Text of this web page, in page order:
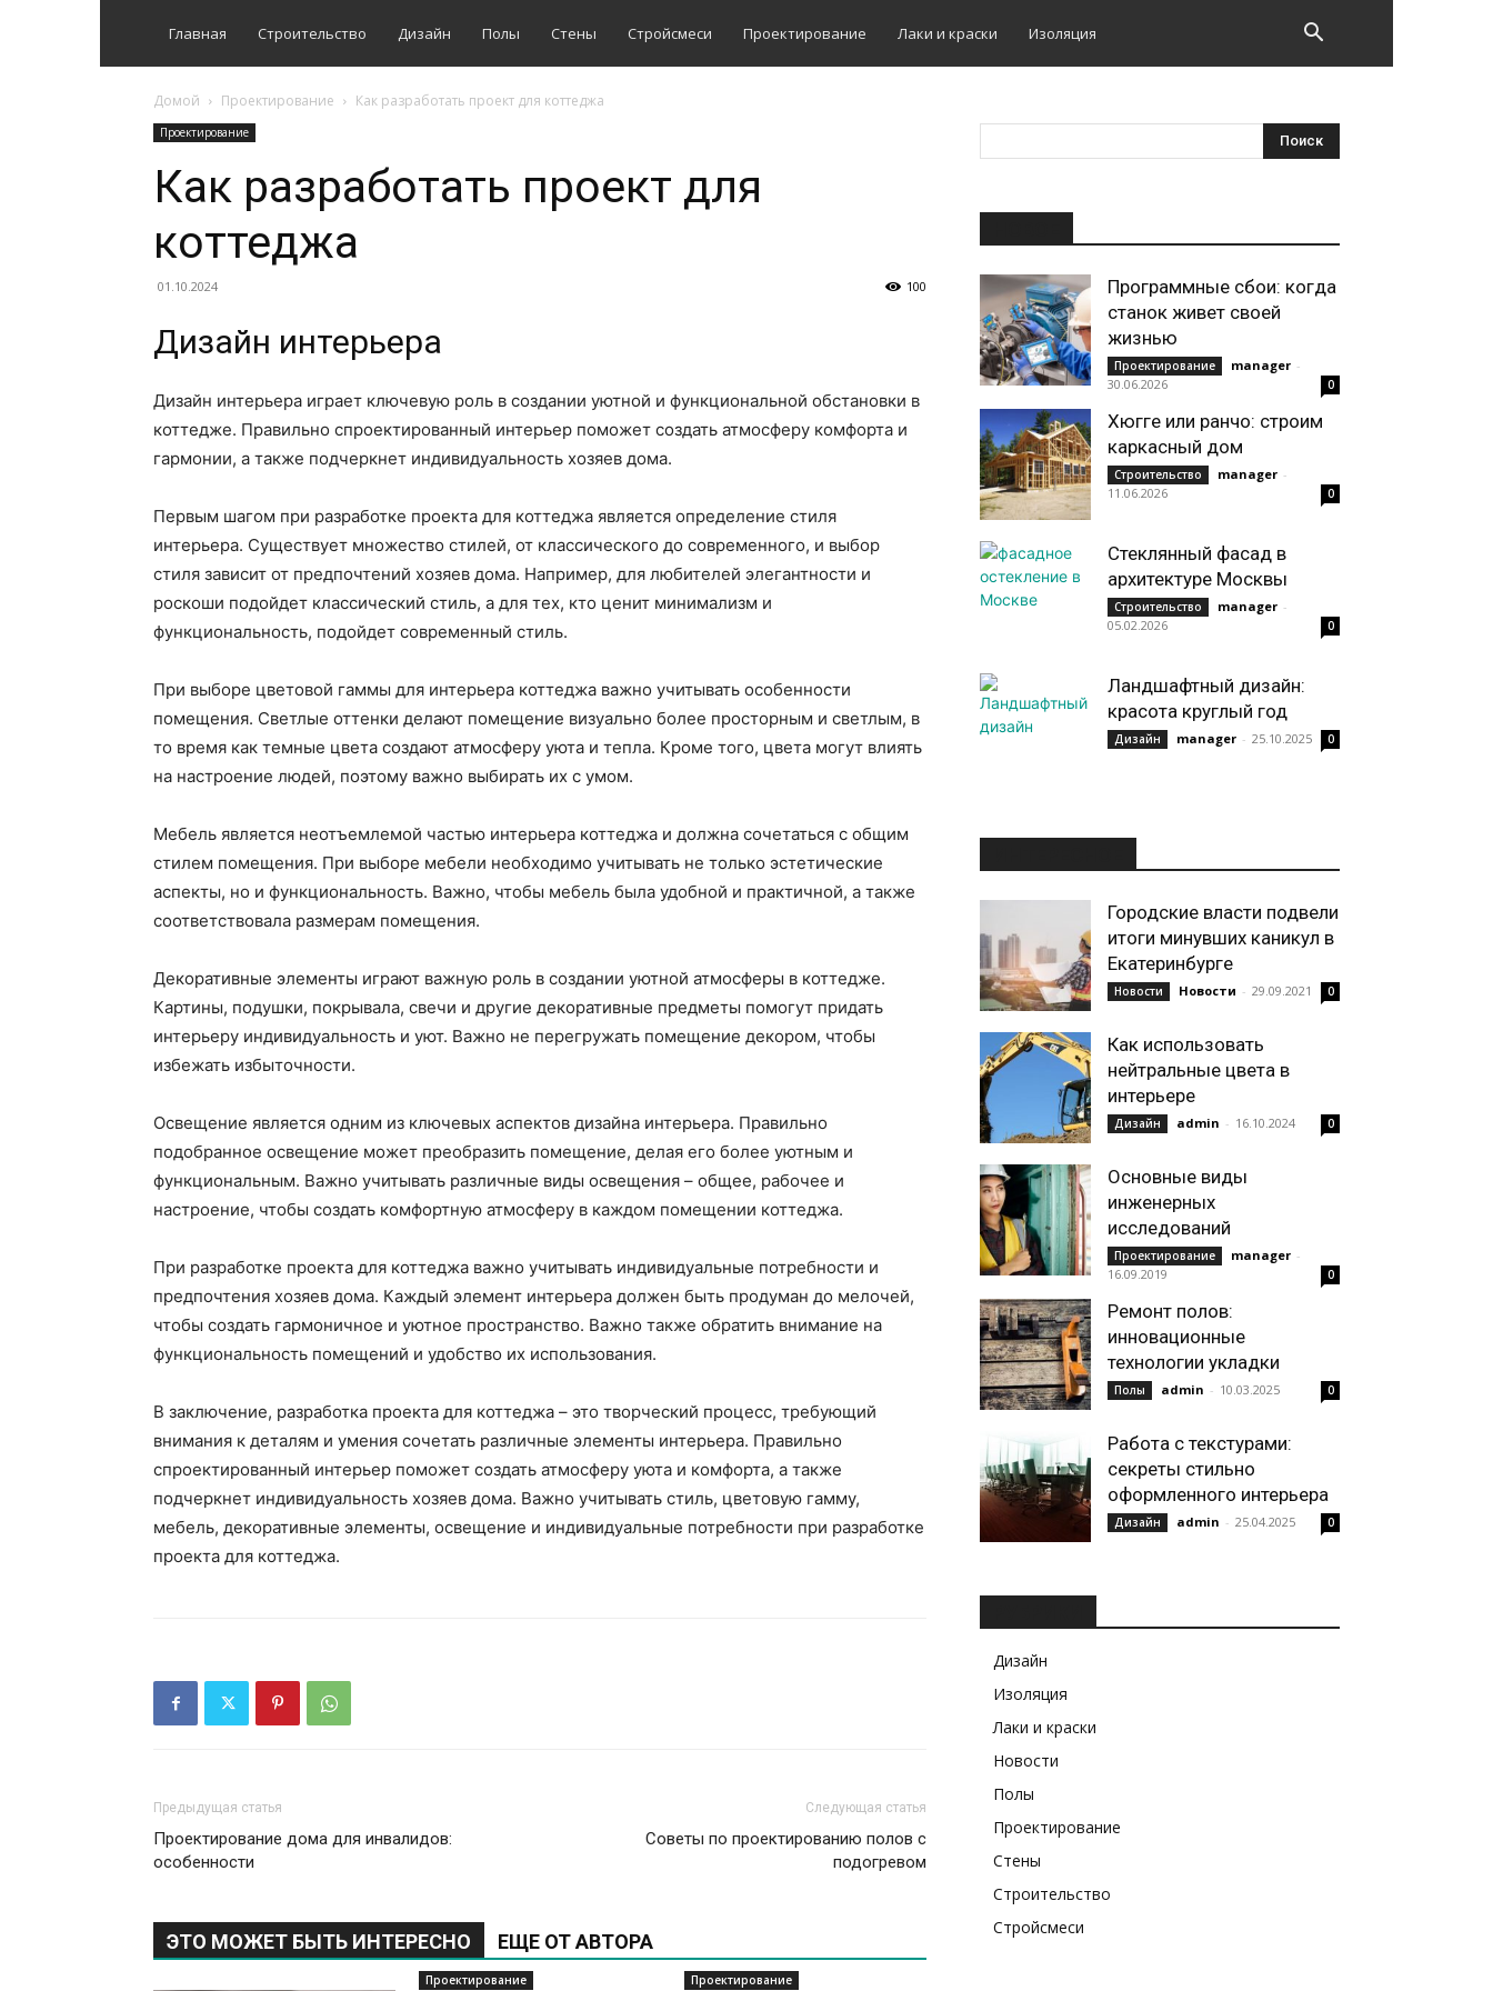
Главная Строительство Дизайн Полы Стены Стройсмеси Проектирование Лаки и краски Изоляция
Домой Проектирование Как разработать проект для коттеджа
Проектирование
Как разработать проект для
коттеджа
01.10.2024 100
Дизайн интерьера
Дизайн интерьера играет ключевую роль в создании уютной и функциональной обстановки в
коттедже. Правильно спроектированный интерьер поможет создать атмосферу комфорта и
гармонии, а также подчеркнет индивидуальность хозяев дома.
Первым шагом при разработке проекта для коттеджа является определение стиля
интерьера. Существует множество стилей, от классического до современного, и выбор
стиля зависит от предпочтений хозяев дома. Например, для любителей элегантности и
роскоши подойдет классический стиль, а для тех, кто ценит минимализм и
функциональность, подойдет современный стиль.
При выборе цветовой гаммы для интерьера коттеджа важно учитывать особенности
помещения. Светлые оттенки делают помещение визуально более просторным и светлым, в
то время как темные цвета создают атмосферу уюта и тепла. Кроме того, цвета могут влиять
на настроение людей, поэтому важно выбирать их с умом.
Мебель является неотъемлемой частью интерьера коттеджа и должна сочетаться с общим
стилем помещения. При выборе мебели необходимо учитывать не только эстетические
аспекты, но и функциональность. Важно, чтобы мебель была удобной и практичной, а также
соответствовала размерам помещения.
Декоративные элементы играют важную роль в создании уютной атмосферы в коттедже.
Картины, подушки, покрывала, свечи и другие декоративные предметы помогут придать
интерьеру индивидуальность и уют. Важно не перегружать помещение декором, чтобы
избежать избыточности.
Освещение является одним из ключевых аспектов дизайна интерьера. Правильно
подобранное освещение может преобразить помещение, делая его более уютным и
функциональным. Важно учитывать различные виды освещения – общее, рабочее и
настроение, чтобы создать комфортную атмосферу в каждом помещении коттеджа.
При разработке проекта для коттеджа важно учитывать индивидуальные потребности и
предпочтения хозяев дома. Каждый элемент интерьера должен быть продуман до мелочей,
чтобы создать гармоничное и уютное пространство. Важно также обратить внимание на
функциональность помещений и удобство их использования.
В заключение, разработка проекта для коттеджа – это творческий процесс, требующий
внимания к деталям и умения сочетать различные элементы интерьера. Правильно
спроектированный интерьер поможет создать атмосферу уюта и комфорта, а также
подчеркнет индивидуальность хозяев дома. Важно учитывать стиль, цветовую гамму,
мебель, декоративные элементы, освещение и индивидуальные потребности при разработке
проекта для коттеджа.
Предыдущая статья
Проектирование дома для инвалидов:
особенности
Следующая статья
Советы по проектированию полов с
подогревом
ЭТО МОЖЕТ БЫТЬ ИНТЕРЕСНО ЕЩЕ ОТ АВТОРА
Проектирование Проектирование
Программные сбои: когда
станок живет своей
жизнью
Проектирование manager -
30.06.2026
0
Хюгге или ранчо: строим
каркасный дом
Строительство manager -
11.06.2026
0
Стеклянный фасад в
архитектуре Москвы
Строительство manager -
05.02.2026
0
Ландшафтный дизайн:
красота круглый год
Дизайн manager - 25.10.2025 0
Городские власти подвели
итоги минувших каникул в
Екатеринбурге
Новости Новости - 29.09.2021 0
Как использовать
нейтральные цвета в
интерьере
Дизайн admin - 16.10.2024 0
Основные виды
инженерных
исследований
Проектирование manager -
16.09.2019
0
Ремонт полов:
инновационные
технологии укладки
Полы admin - 10.03.2025 0
Работа с текстурами:
секреты стильно
оформленного интерьера
Дизайн admin - 25.04.2025 0
Дизайн
Изоляция
Лаки и краски
Новости
Полы
Проектирование
Стены
Строительство
Стройсмеси